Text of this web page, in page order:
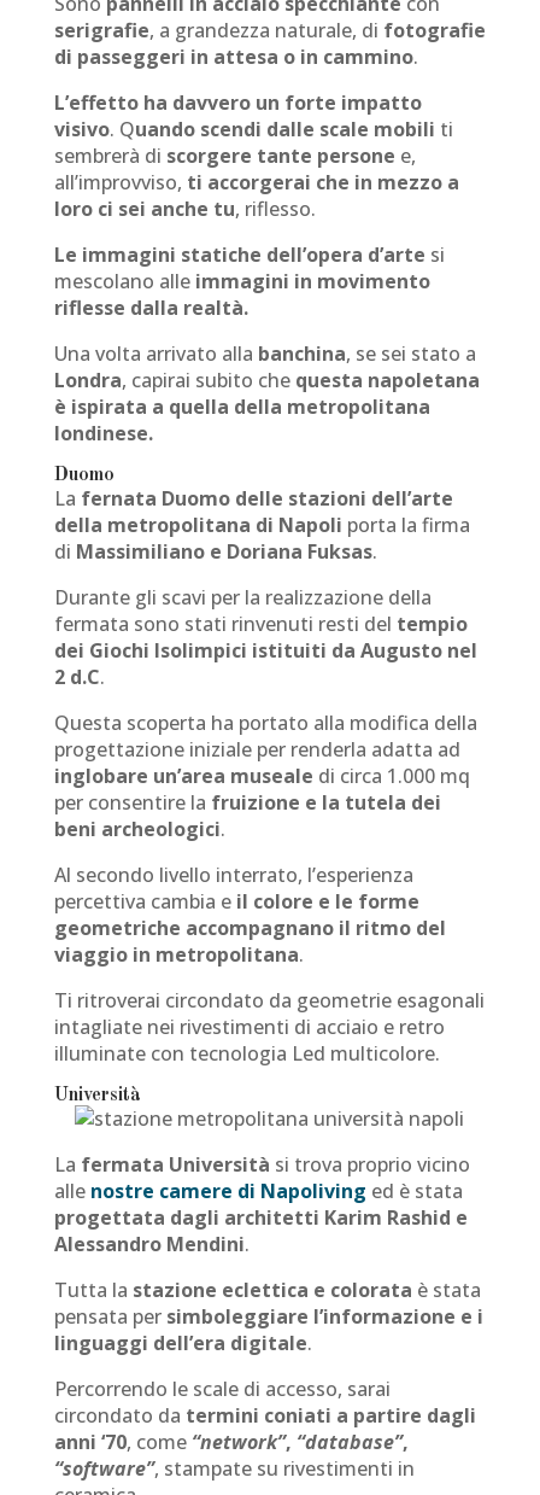
serigrafie, a grandezza naturale, di fotografie
di passeggeri in attesa o in cammino.
L’effetto ha davvero un forte impatto
visivo. Quando scendi dalle scale mobili ti
sembrerà di scorgere tante persone e,
all’improvviso, ti accorgerai che in mezzo a
loro ci sei anche tu, riflesso.
Le immagini statiche dell’opera d’arte si
mescolano alle immagini in movimento
riflesse dalla realtà.
Una volta arrivato alla banchina, se sei stato a
Londra, capirai subito che questa napoletana
è ispirata a quella della metropolitana
londinese.
Duomo
La fernata Duomo delle stazioni dell’arte
della metropolitana di Napoli porta la firma
di Massimiliano e Doriana Fuksas.
Durante gli scavi per la realizzazione della
fermata sono stati rinvenuti resti del tempio
dei Giochi Isolimpici istituiti da Augusto nel
2 d.C.
Questa scoperta ha portato alla modifica della
progettazione iniziale per renderla adatta ad
inglobare un’area museale di circa 1.000 mq
per consentire la fruizione e la tutela dei
beni archeologici.
Al secondo livello interrato, l’esperienza
percettiva cambia e il colore e le forme
geometriche accompagnano il ritmo del
viaggio in metropolitana.
Ti ritroverai circondato da geometrie esagonali
intagliate nei rivestimenti di acciaio e retro
illuminate con tecnologia Led multicolore.
Università
La fermata Università si trova proprio vicino
alle nostre camere di Napoliving ed è stata
progettata dagli architetti Karim Rashid e
Alessandro Mendini.
Tutta la stazione eclettica e colorata è stata
pensata per simboleggiare l’informazione e i
linguaggi dell’era digitale.
Percorrendo le scale di accesso, sarai
circondato da termini coniati a partire dagli
anni ‘70, come “network”, “database”,
“software”, stampate su rivestimenti in